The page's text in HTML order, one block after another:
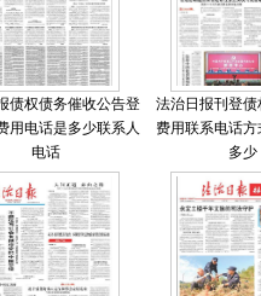
债权债务催收公告登
用电话是多少联系人
电话
法治日报刊登
费用联系电话
多少